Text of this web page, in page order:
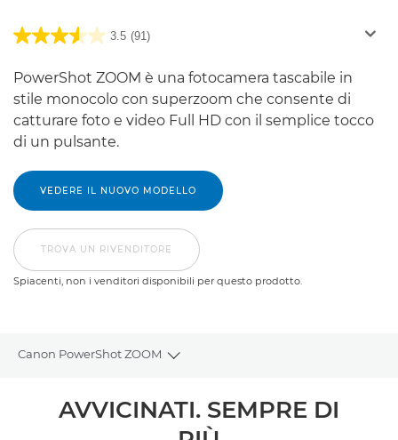
3.5 (91)
PowerShot ZOOM è una fotocamera tascabile in
stile monocolo con superzoom che consente di
catturare foto e video Full HD con il semplice tocco
di un pulsante.
VEDERE IL NUOVO MODELLO
TROVA UN RIVENDITORE
Spiacenti, non i venditori disponibili per questo prodotto.
Canon PowerShot ZOOM
Toggle breadcrumbs
AVVICINATI. SEMPRE DI